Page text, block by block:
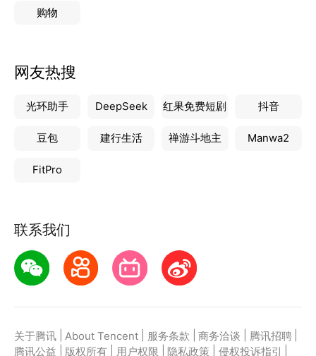
购物
网友热搜
光环助手 DeepSeek 红果免费短剧 抖音
豆包 建行生活 禅游斗地主 Manwa2
FitPro
联系我们
关于腾讯 About Tencent 服务条款 商务洽谈 腾讯招聘
腾讯公益
版权所有 用户权限 隐私政策 侵权投诉指引